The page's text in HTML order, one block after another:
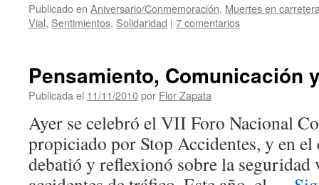
Publicado en Aniversario/Conmemoración, Muertes en
Vial, Sentimientos, Solidaridad | 7 comentarios
Pensamiento, Comunicación
Publicada el 11/11/2010por Flor Zapata
Ayer se celebró el VII Foro Nacional
propiciado por Stop Accidentes, y en el
debatió y reflexionó sobre la